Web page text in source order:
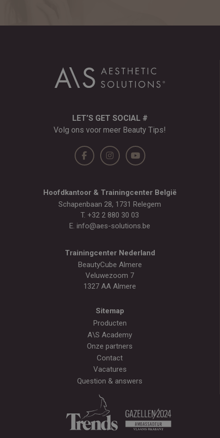
LET’S GET SOCIAL #
Volg ons voor meer Beauty Tips!
Hoofdkantoor & Trainingcenter België
Schapenbaan 28, 1731 Relegem
T. +32 2 880 30 03
E. info@aes-solutions.be
Trainingcenter Nederland
BeautyCube Almere
Veluwezoom 7
1327 AA Almere
Sitemap
Producten
A\S Academy
Onze partners
Contact
Vacatures
Question & answers